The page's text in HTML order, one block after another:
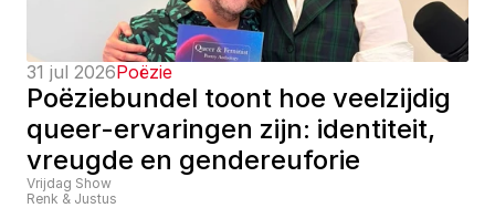
31 jul 2026Poëzie
Poëziebundel toont hoe veelzijdig
queer-ervaringen zijn: identiteit,
vreugde en gendereuforie
Vrijdag Show
Renk & Justus